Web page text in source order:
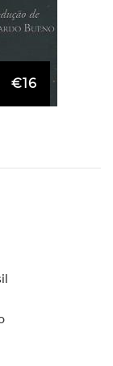
€16